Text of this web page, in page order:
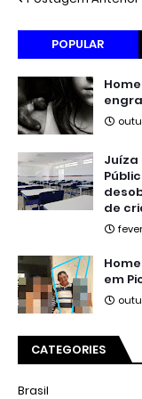
POPULAR
Juíza
de
em
CATEGORIES
Brasil